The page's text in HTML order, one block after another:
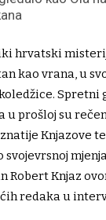
hrvatski
kao vrana, u
u prošloj su
Knjazove
svojevrsnoj
Robert Knjaz
redaka u